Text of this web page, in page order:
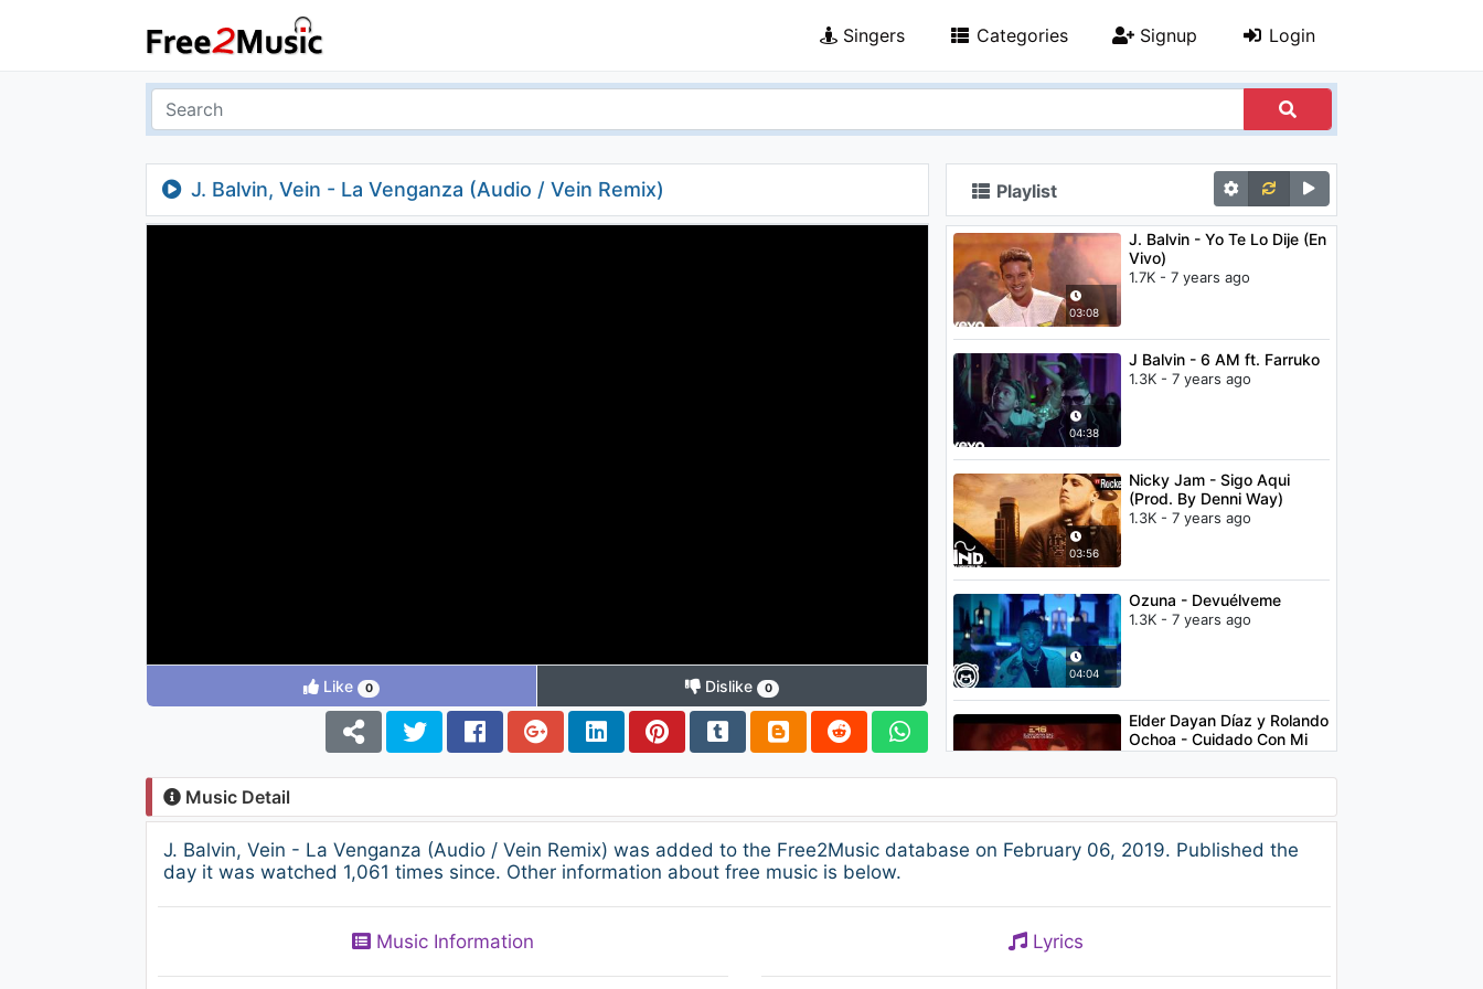
Singers Categories Signup Login
J. Balvin, Vein - La Venganza (Audio / Vein Remix)
Like 0 Dislike 0
Playlist
03:08
J. Balvin - Yo Te Lo Dije (En
Vivo)
1.7K - 7 years ago
04:38
J Balvin - 6 AM ft. Farruko
1.3K - 7 years ago
03:56
Nicky Jam - Sigo Aqui
(Prod. By Denni Way)
1.3K - 7 years ago
04:04
Ozuna - Devuélveme
1.3K - 7 years ago
Elder Dayan Díaz y Rolando
Ochoa - Cuidado Con Mi
Mamá (Audio)
1K - 7 years ago
Julio Jaramillo - Yo No Se
Que Me Han Hecho Tus
Anuel AA - Bubalu (feat.
Music Detail
J. Balvin, Vein - La Venganza (Audio / Vein Remix) was added to the Free2Music database on February 06, 2019. Published the
day it was watched 1,061 times since. Other information about free music is below.
Music Information Lyrics